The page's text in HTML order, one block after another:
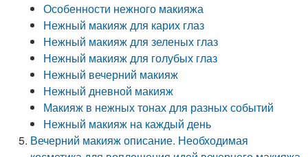
Особенности нежного макияжа
Нежный макияж для карих глаз
Нежный макияж для зеленых глаз
Нежный макияж для голубых глаз
Нежный вечерний макияж
Нежный дневной макияж
Макияж в нежных тонах для разных событий
Нежный макияж на каждый день
Вечерний макияж описание. Необходимая